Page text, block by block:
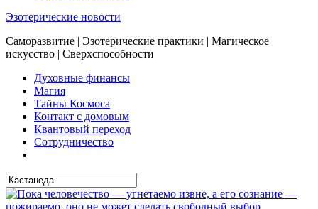
Эзотерические новости
Саморазвитие | Эзотерические практики | Магическое
искусство | Сверхспособности
Духовные финансы
Магия
Тайны Космоса
Контакт с домовым
Квантовый переход
Сотрудничество